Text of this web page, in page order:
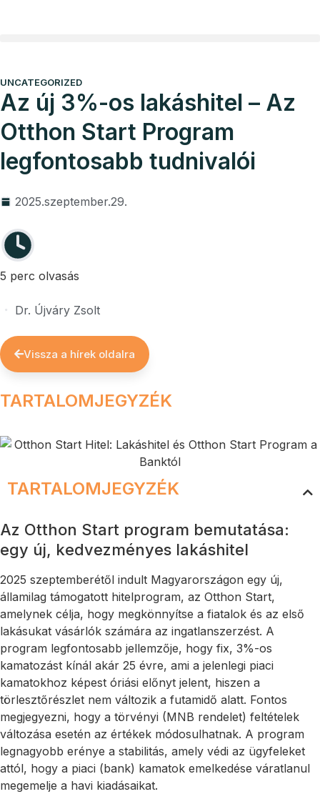
UNCATEGORIZED
Az új 3%-os lakáshitel – Az
Otthon Start Program
legfontosabb tudnivalói
2025.szeptember.29.
5 perc olvasás
Dr. Újváry Zsolt
Vissza a hírek oldalra
TARTALOMJEGYZÉK
TARTALOMJEGYZÉK
Az Otthon Start program bemutatása:
egy új, kedvezményes lakáshitel
2025 szeptemberétől indult Magyarországon egy új,
államilag támogatott hitelprogram, az Otthon Start,
amelynek célja, hogy megkönnyítse a fiatalok és az első
lakásukat vásárlók számára az ingatlanszerzést. A
program legfontosabb jellemzője, hogy fix, 3%-os
kamatozást kínál akár 25 évre, ami a jelenlegi piaci
kamatokhoz képest óriási előnyt jelent, hiszen a
törlesztőrészlet nem változik a futamidő alatt. Fontos
megjegyezni, hogy a törvényi (MNB rendelet) feltételek
változása esetén az értékek módosulhatnak. A program
legnagyobb erénye a stabilitás, amely védi az ügyfeleket
attól, hogy a piaci (bank) kamatok emelkedése váratlanul
megemelje a havi kiadásaikat.